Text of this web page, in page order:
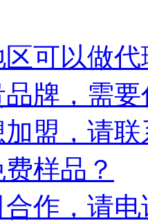
可以做
牌，需
盟，请
样品？
作，请